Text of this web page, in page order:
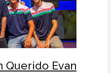
Querido Evan